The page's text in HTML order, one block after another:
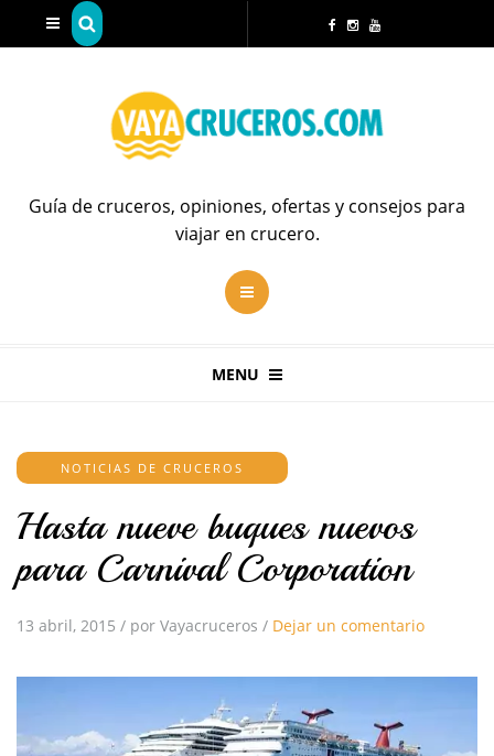
Guía de cruceros, opiniones, ofertas y consejos para
viajar en crucero.
MENU
NOTICIAS DE CRUCEROS
Hasta nueve buques nuevos
para Carnival Corporation
13 abril, 2015 / por Vayacruceros / Dejar un comentario